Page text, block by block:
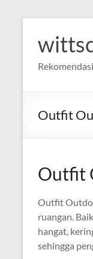
content
Outfit
Outfit
Outfit
ruangan.
hangat,
sehingga